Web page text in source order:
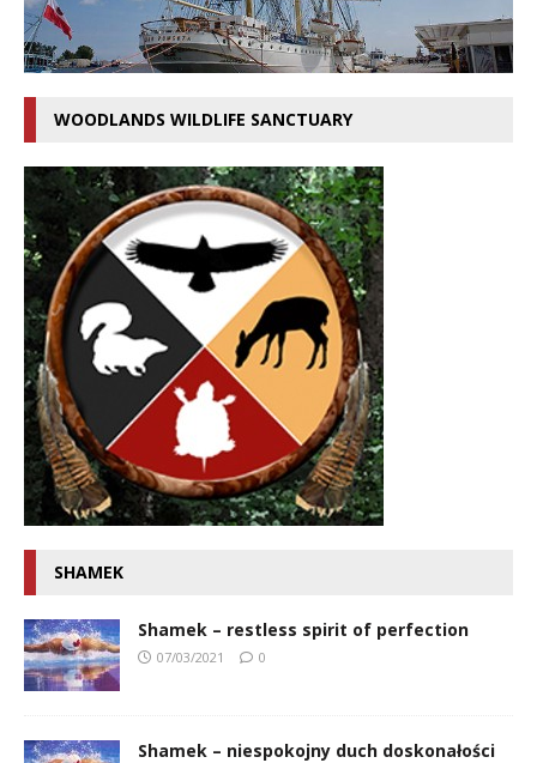
WOODLANDS WILDLIFE SANCTUARY
SHAMEK
Shamek – restless spirit of perfection
07/03/2021 0
Shamek – niespokojny duch doskonałości